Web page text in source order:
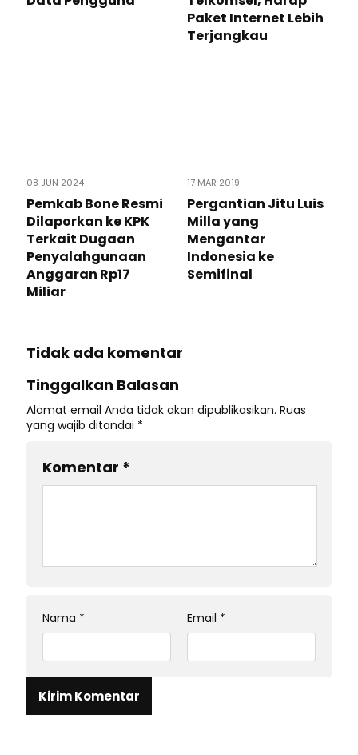
Paket Internet Lebih
Terjangkau
08 JUN 2024
Pemkab Bone Resmi
Dilaporkan ke KPK
Terkait Dugaan
Penyalahgunaan
Anggaran Rp17
Miliar
17 MAR 2019
Pergantian Jitu Luis
Milla yang
Mengantar
Indonesia ke
Semifinal
Tidak ada komentar
Tinggalkan Balasan
Alamat email Anda tidak akan dipublikasikan. Ruas
yang wajib ditandai *
Komentar *
Nama * Email *